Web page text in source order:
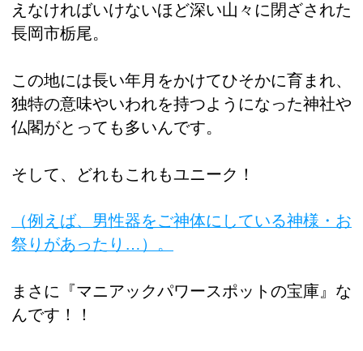
えなければいけないほど深い山々に閉ざされた
長岡市栃尾。
この地には長い年月をかけてひそかに育まれ、
独特の意味やいわれを持つようになった神社や
仏閣がとっても多いんです。
そして、どれもこれもユニーク！
（例えば、男性器をご神体にしている神様・お
祭りがあったり…）。
まさに『マニアックパワースポットの宝庫』な
んです！！